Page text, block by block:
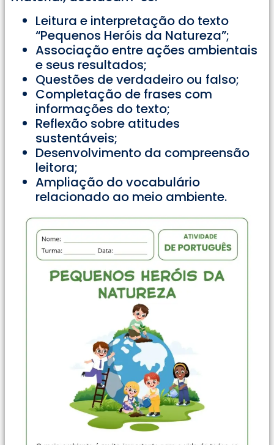
Leitura e interpretação do texto
“Pequenos Heróis da Natureza”;
Associação entre ações ambientais
e seus resultados;
Questões de verdadeiro ou falso;
Completação de frases com
informações do texto;
Reflexão sobre atitudes
sustentáveis;
Desenvolvimento da compreensão
leitora;
Ampliação do vocabulário
relacionado ao meio ambiente.